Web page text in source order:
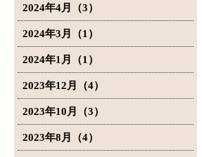
2024年4月（3）
2024年3月（1）
2024年1月（1）
2023年12月（4）
2023年10月（3）
2023年8月（4）